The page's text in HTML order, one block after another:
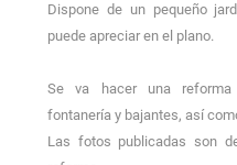
Dispone de un pequeño
puede apreciar en el plano.
Se va hacer una reforma
fontanería y bajantes, así
Las fotos publicadas son